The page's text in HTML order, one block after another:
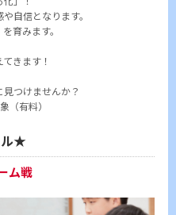
自信となります。
育みます。
きます！
つけませんか？
（有料）
ル★
ム戦